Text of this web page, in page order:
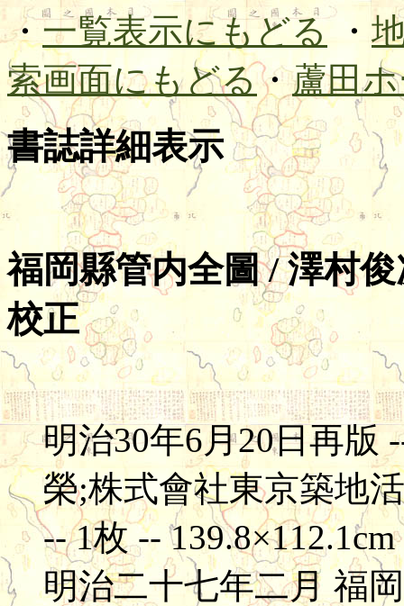
・一覧表示にもどる・
索画面にもどる・蘆田
書誌詳細表示
福岡縣管内全圖 / 澤村
校正
明治30年6月20日再版
榮;株式會社東京築地
-- 1枚 -- 139.8×112.1cm
明治二十七年二月 福